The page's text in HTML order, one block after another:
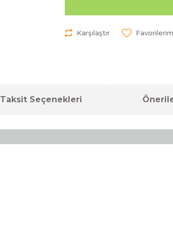
Karşılaştır
Taksit Seçenekleri